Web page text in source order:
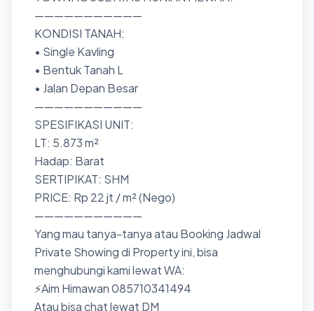
———————————
KONDISI TANAH:
• Single Kavling
• Bentuk Tanah L
• Jalan Depan Besar
———————————
SPESIFIKASI UNIT:
LT: 5.873 m²
Hadap: Barat
SERTIPIKAT: SHM
PRICE: Rp 22 jt / m² (Nego)
———————————
Yang mau tanya-tanya atau Booking Jadwal
Private Showing di Property ini, bisa
menghubungi kami lewat WA:
⚡Aim Himawan 085710341494
Atau bisa chat lewat DM